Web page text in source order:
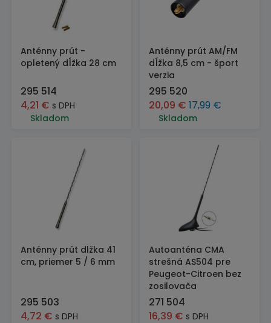
Anténny prút -
opletený dĺžka 28 cm
295 514
4,21 € s DPH
Skladom
Anténny prút AM/FM
dĺžka 8,5 cm - šport
verzia
295 520
20,09 € 17,99 €
Skladom
Anténny prút dlžka 41
cm, priemer 5 / 6 mm
295 503
4,72 € s DPH
Autoanténa CMA
strešná AS504 pre
Peugeot-Citroen bez
zosilovača
271 504
16,39 € s DPH